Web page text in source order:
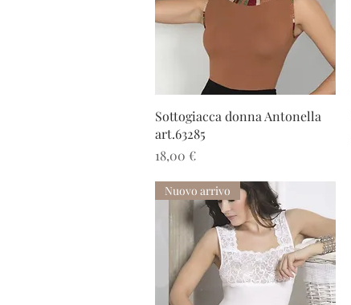
Vista rapida
Sottogiacca donna Antonella
art.63285
Prezzo
18,00 €
Nuovo arrivo